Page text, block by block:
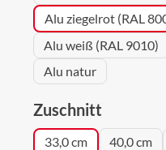
Alu ziegelrot (RAL
Alu weiß (RAL 9010)
Alu natur
Zuschnitt
33,0 cm 40,0 cm